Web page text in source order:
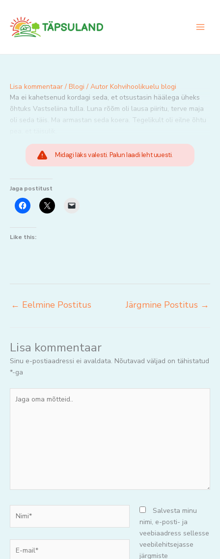
content
Lisa kommentaar / Blogi / Autor Kohvihoolikuelu blogi
Ma ei kahetsenud kordagi seda, et otsustasin häälega üheks
õhtuks Vastseliina tulla. Luna rõõm oli lausa piiritu, terve maja
oli seda täis. Ma armastan seda koera. Tegelikult oli eilne õhtu
Midagi läks valesti. Palun laadi leht uuesti.
Jaga postitust
Like this:
← Eelmine Postitus Järgmine Postitus →
Lisa kommentaar
Sinu e-postiaadressi ei avaldata. Nõutavad väljad on tähistatud
*-ga
oma
mail*
Salvesta minu
nimi, e-posti- ja
veebiaadress sellesse
veebilehitsejasse
järgmiste